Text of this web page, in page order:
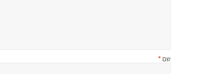
שם*